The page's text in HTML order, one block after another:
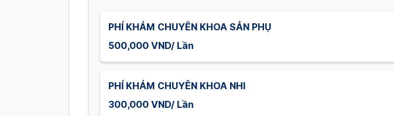
PHÍ KHÁM CHUYÊN KHOA SẢN PHỤ
500,000 VND/ Lần
PHÍ KHÁM CHUYÊN KHOA NHI
300,000 VND/ Lần